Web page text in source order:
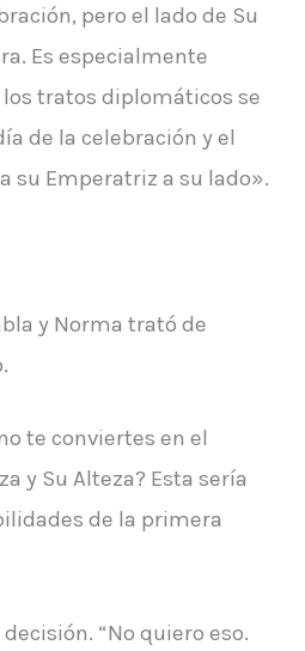
pero el lado de Su
Es especialmente
tratos diplomáticos se
de la celebración y el
su Emperatriz a su lado».
y Norma trató de
te conviertes en el
y Su Alteza? Esta sería
de la primera
“No quiero eso.